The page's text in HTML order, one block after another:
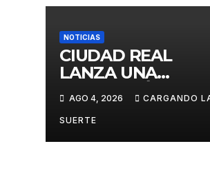
NOTICIAS
CIUDAD REAL
LANZA UNA
PROMOCIÓN
ESPECIAL PARA
JÓVENES
DE 25 AÑOS EN
AGO 4, 2026 CARGANDO
SUERTE